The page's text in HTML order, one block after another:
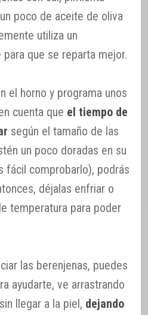
poco de aceite de oliva
utiliza un
que se reparta mejor.
el horno y programa unos
cuenta que el tiempo de
según el tamaño de las
un poco doradas en su
fácil comprobarlo), podrás
déjalas enfriar o
temperatura para poder
las berenjenas, puedes
ayudarte, ve arrastrando
llegar a la piel, dejando